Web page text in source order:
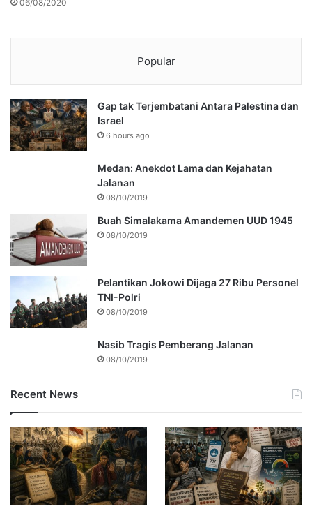
06/08/2020
Popular
Gap tak Terjembatani Antara Palestina dan
Israel
6 hours ago
Medan: Anekdot Lama dan Kejahatan
Jalanan
08/10/2019
Buah Simalakama Amandemen UUD 1945
08/10/2019
Pelantikan Jokowi Dijaga 27 Ribu Personel
TNI-Polri
08/10/2019
Nasib Tragis Pemberang Jalanan
08/10/2019
Recent News